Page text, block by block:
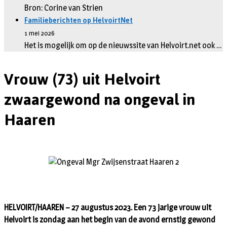
Bron: Corine van Strien
Familieberichten op HelvoirtNet
1 mei 2026
Het is mogelijk om op de nieuwssite van Helvoirt.net ook …
Vrouw (73) uit Helvoirt
zwaargewond na ongeval in
Haaren
HELVOIRT/HAAREN – 27 augustus 2023. Een 73 jarige vrouw uit
Helvoirt is zondag aan het begin van de avond ernstig gewond